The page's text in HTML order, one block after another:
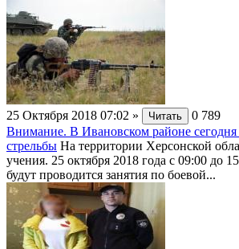
25 Октября 2018 07:02 » Читать 0 789
Внимание. В Ивановском районе сегодня
стрельбы На территории Херсонской
учения. 25 октября 2018 года с 09:00 до
будут проводится занятия по боевой...